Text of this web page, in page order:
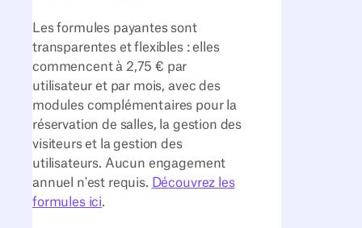
Les formules payantes sont
transparentes et flexibles : elles
commencent à 2,75 € par
utilisateur et par mois, avec des
modules complémentaires pour la
réservation de salles, la gestion des
visiteurs et la gestion des
utilisateurs. Aucun engagement
annuel n'est requis. Découvrez les
formules ici.